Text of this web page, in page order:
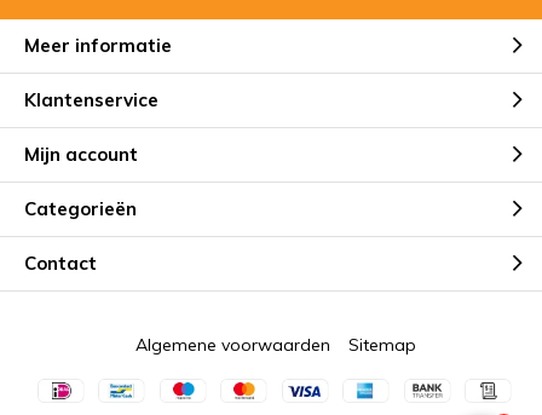
Meer informatie
Klantenservice
Mijn account
Categorieën
Contact
Algemene voorwaarden Sitemap